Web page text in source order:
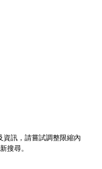
訊，請嘗試調整限縮內
搜尋。